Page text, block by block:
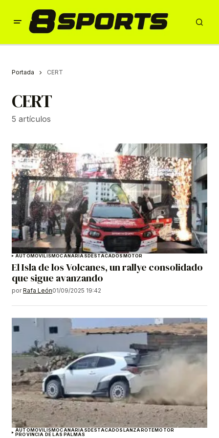
Portada CERT
CERT
5 artículos
AUTOMOVILISMOCANARIASDESTACADOSMOTOR
El Isla de los Volcanes, un rallye consolidado
que sigue avanzando
por Rafa León01/09/2025 19:42
AUTOMOVILISMOCANARIAS DESTACADOS LANZAROTEMOTOR
PROVINCIA DE LAS PALMAS